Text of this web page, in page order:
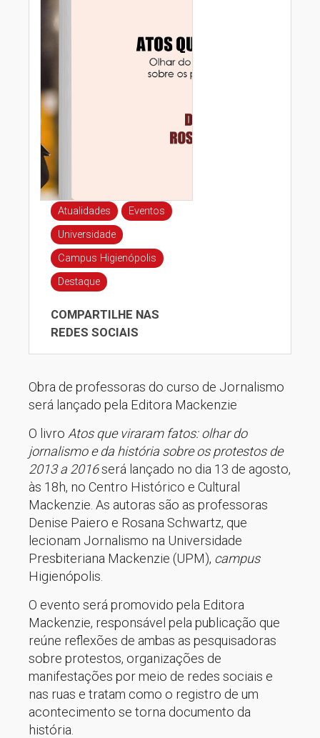
Atualidades
Eventos
Universidade
Campus Higienópolis
Destaque
COMPARTILHE NAS
REDES SOCIAIS
Obra de professoras do curso de Jornalismo
será lançado pela Editora Mackenzie
O livro Atos que viraram fatos: olhar do
jornalismo e da história sobre os protestos de
2013 a 2016será lançado no dia 13 de agosto,
às 18h, no Centro Histórico e Cultural
Mackenzie. As autoras são as professoras
Denise Paiero e Rosana Schwartz, que
lecionam Jornalismo na Universidade
Presbiteriana Mackenzie (UPM), campus
Higienópolis.
O evento será promovido pela Editora
Mackenzie, responsável pela publicação que
reúne reflexões de ambas as pesquisadoras
sobre protestos, organizações de
manifestações por meio de redes sociais e
nas ruas e tratam como o registro de um
acontecimento se torna documento da
história.